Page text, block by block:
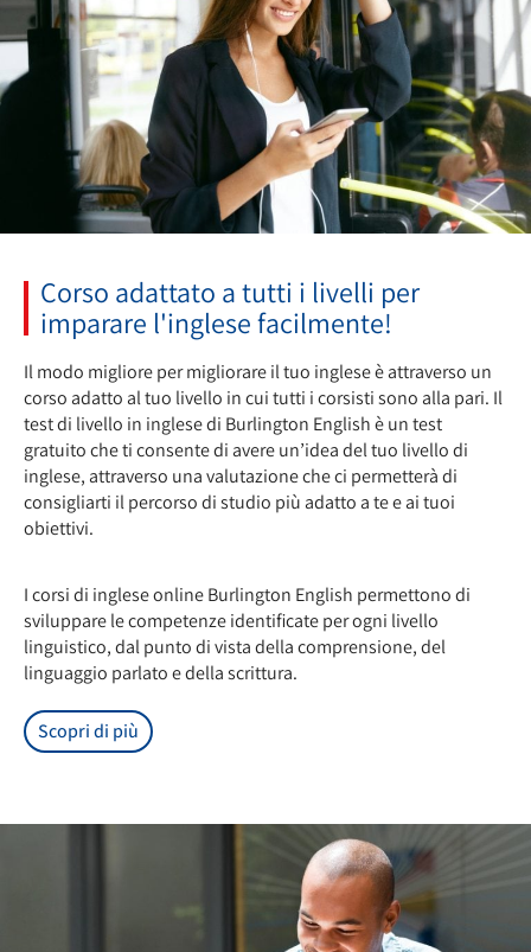
Corso adattato a tutti i livelli per
imparare l'inglese facilmente!
Il modo migliore per migliorare il tuo inglese è attraverso un
corso adatto al tuo livello in cui tutti i corsisti sono alla pari. Il
test di livello in inglese di Burlington English è un test
gratuito che ti consente di avere un’idea del tuo livello di
inglese, attraverso una valutazione che ci permetterà di
consigliarti il percorso di studio più adatto a te e ai tuoi
obiettivi.
I corsi di inglese online Burlington English permettono di
sviluppare le competenze identificate per ogni livello
linguistico, dal punto di vista della comprensione, del
linguaggio parlato e della scrittura.
Scopri di più